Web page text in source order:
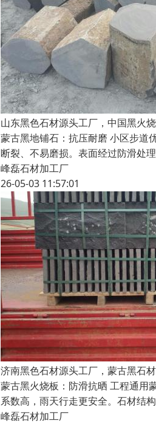
山东黑色石材源头工厂，中国黑火
蒙古黑地铺石：抗压耐磨 小区步道
断裂、不易磨损。表面经过防滑处
峰磊石材加工厂
26-05-03 11:57:01
济南黑色石材源头工厂，蒙古黑石
蒙古黑火烧板：防滑抗晒 工程通用
系数高，雨天行走更安全。石材结
峰磊石材加工厂